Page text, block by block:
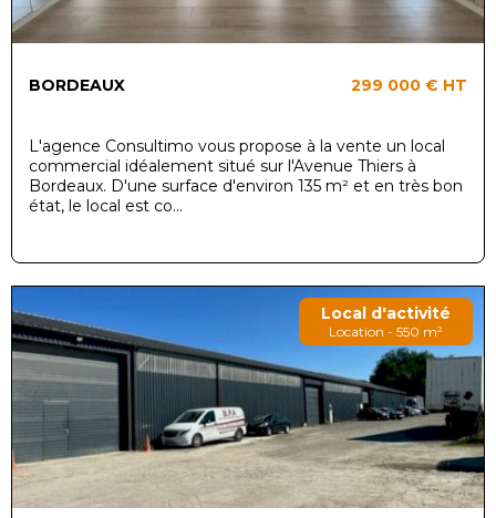
BORDEAUX 299 000 € HT
L'agence Consultimo vous propose à la vente un local
commercial idéalement situé sur l'Avenue Thiers à
Bordeaux. D'une surface d'environ 135 m² et en très bon
état, le local est co...
Local d'activité
Location - 550 m²